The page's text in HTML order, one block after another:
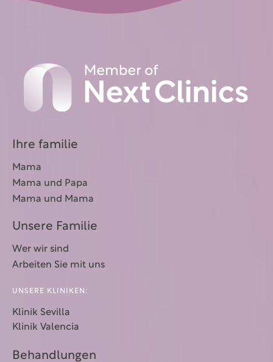
Ihre familie
Mama
Mama und Papa
Mama und Mama
Unsere Familie
Wer wir sind
Arbeiten Sie mit uns
UNSERE KLINIKEN:
Klinik Sevilla
Klinik Valencia
Behandlungen